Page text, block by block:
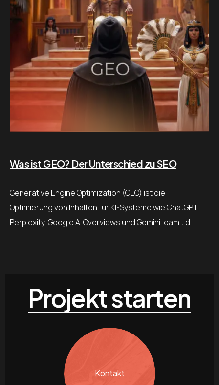
Was ist GEO? Der Unterschied zu SEO
Generative Engine Optimization (GEO) ist die
Optimierung von Inhalten für KI-Systeme wie ChatGPT,
Perplexity, Google AI Overviews und Gemini, damit d
Projekt starten
Kontakt